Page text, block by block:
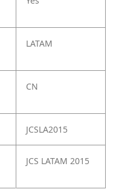
LATAM
CN
JCSLA2015
JCS LATAM 2015